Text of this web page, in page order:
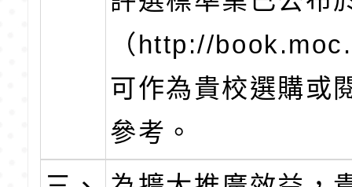
（http://
可作為貴校選購或
參考。